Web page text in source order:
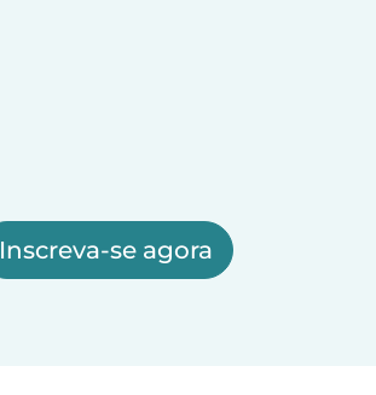
Inscreva-se agora